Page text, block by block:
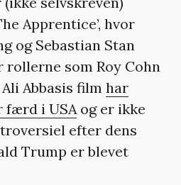
Apprentice’, hvor
og Sebastian Stan
som Roy Cohn
Abbasis film har
færd i USAog er ikke
efter dens
Trump er blevet